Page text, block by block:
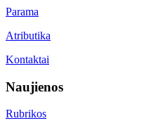
Parama
Atributika
Kontaktai
Naujienos
Rubrikos